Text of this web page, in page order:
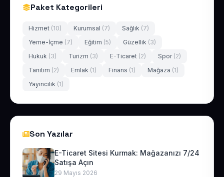
Paket Kategorileri
Hizmet (10) Kurumsal (7) Sağlık (7)
Yeme-İçme (7) Eğitim (5) Güzellik (3)
Hukuk (3) Turizm (3) E-Ticaret (2) Spor (2)
Tanıtım (2) Emlak (1) Finans (1) Mağaza (1)
Yayıncılık (1)
Son Yazılar
E-Ticaret Sitesi Kurmak: Mağazanızı 7/24
Satışa Açın
29 Mayıs 2026